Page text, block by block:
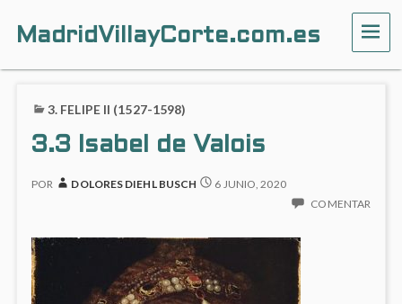
MadridVillayCorte.com.es
3. FELIPE II (1527-1598)
3.3 Isabel de Valois
POR DOLORES DIEHL BUSCH
6 JUNIO, 2020
COMENTAR